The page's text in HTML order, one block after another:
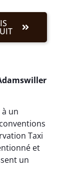
un
Taxi
et
un